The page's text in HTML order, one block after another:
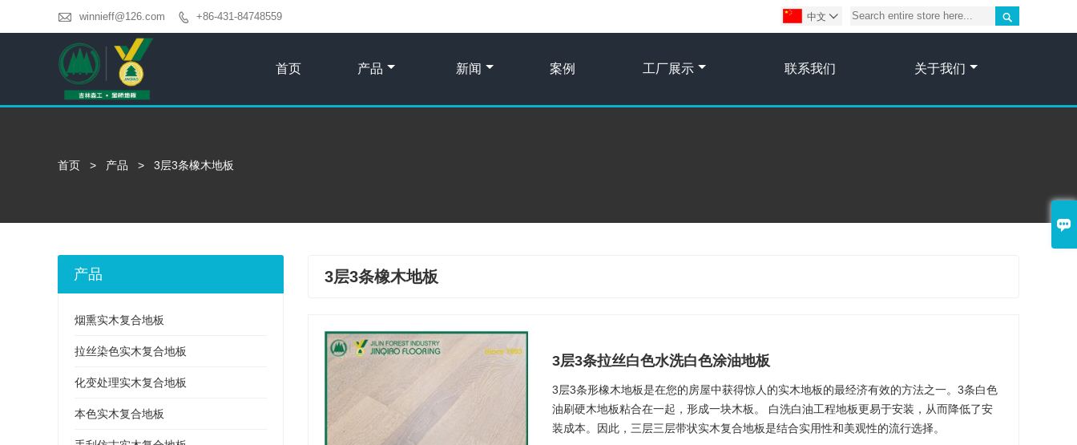

 winnieff@126.com  +86-431-84748559 
中文 
首页 产品 新闻 案例 工厂展示 联系我们 关于我们
首页 > 产品 > 3层3条橡木地板
3层3条橡木地板
3层3条拉丝白色水洗白色涂油地板
3层3条形橡木地板是在您的房屋中获得惊人的实木地板的最经济有效的方法之一。3条白色
油刷硬木地板粘合在一起，形成一块木板。 白洗白油工程地板更易于安装，从而降低了安
装成本。因此，三层三层带状实木复合地板是结合实用性和美观性的流行选择。
产品
烟熏实木复合地板
拉丝染色实木复合地板
化变处理实木复合地板
本色实木复合地板